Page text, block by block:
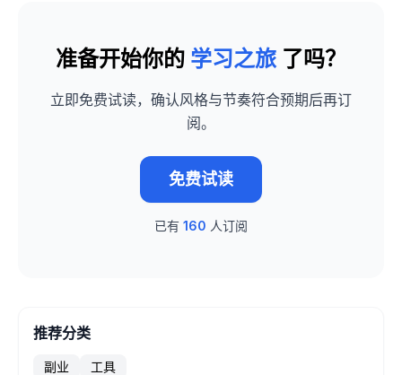
准备开始你的 学习之旅 了吗？
立即免费试读，确认风格与节奏符合预期后再订
阅。
免费试读
已有 160 人订阅
推荐分类
副业 工具